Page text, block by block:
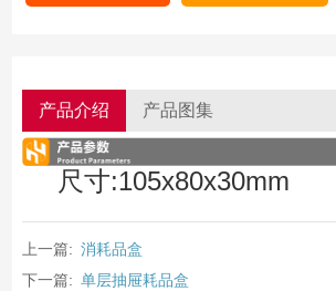
产品介绍 产品图集
尺寸:105x80x30mm
上一篇: 消耗品盒
下一篇: 单层抽屉耗品盒